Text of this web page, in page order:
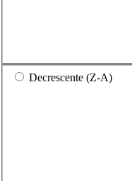
Decrescente (Z-A)